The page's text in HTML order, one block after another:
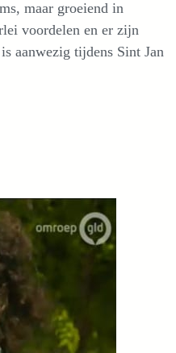
maar groeiend in
voordelen en er zijn
aanwezig tijdens Sint Jan